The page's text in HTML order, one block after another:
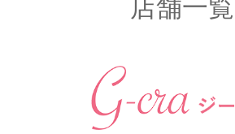
店舗一覧